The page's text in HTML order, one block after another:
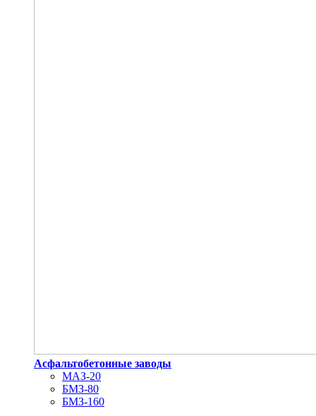
Асфальтобетонные заводы
МАЗ-20
БМЗ-80
БМЗ-160